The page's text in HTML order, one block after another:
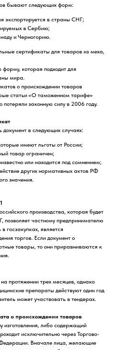
бывают следующих форм:
экспортируется в страны СНГ;
в Сербию;
и Черногорию.
сертификаты для товаров из меха,
которая подходит для
мира.
о происхождении товаров
статьи «О таможенном тарифе»
законную силу в 2006 году.
в следующих случаях:
имеют льготы от России;
товар ограничен;
или находится под сомнением;
других нормативных актов РФ
значения.
производства, которая будет
позволяет частному предпринимателю
госзакупках, является
торгов. Если документ о
товары, то они приравниваются к
протяжении трех месяцев, однако
препараты действуют один год
может участвовать в тендерах.
о происхождении товаров
либо содержащий
исключительно через Торгово-
Вначале лица, желающие